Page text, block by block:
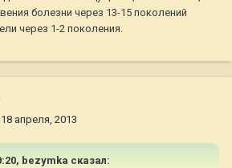
болезни через 13-15 поколений
через 1-2 поколения.
18 апреля, 2013
bezymka сказал: